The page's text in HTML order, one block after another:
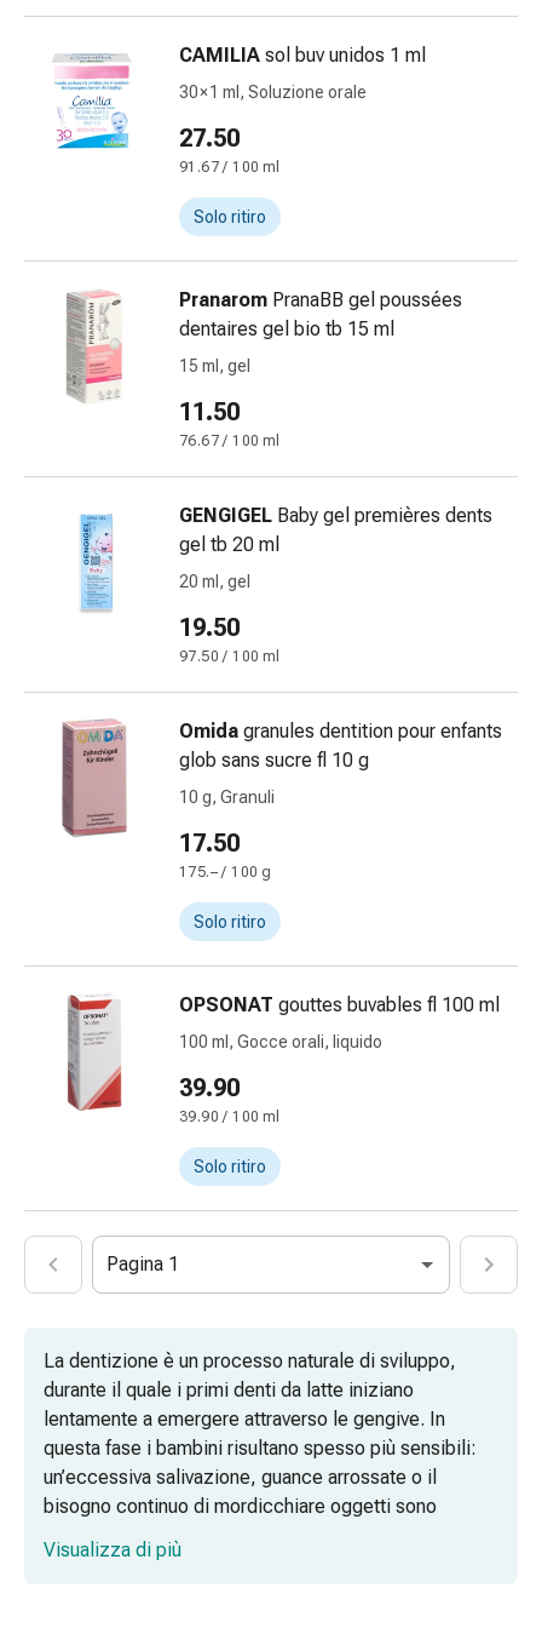
delle
ferite
ferite
Strisce
adesivi
chiusura
delle
ferite
tiraggio
Tamponi
medicali
Orecchie
e
Disturbi
delle
orecchie
Gocce
Infiammazione
degli
occhi
Bende
per
occhi
oculare
Cuore
circolazione
Terapia
cardiaca
Calze
a
Disturbi
circolatori
Cessazione
del
fumo
Disturbi
Disturbi
CAMILIA sol buv unidos 1 ml
30 × 1 ml, Soluzione orale
27.50
91.67 / 100 ml
Solo ritiro
Pranarom PranaBB gel poussées
dentaires gel bio tb 15 ml
15 ml, gel
11.50
76.67 / 100 ml
GENGIGEL Baby gel premières dents
gel tb 20 ml
20 ml, gel
19.50
97.50 / 100 ml
Omida granules dentition pour enfants
glob sans sucre fl 10 g
10 g, Granuli
17.50
175.– / 100 g
Solo ritiro
OPSONAT gouttes buvables fl 100 ml
100 ml, Gocce orali, liquido
39.90
39.90 / 100 ml
Solo ritiro
Pagina 1
La dentizione è un processo naturale di sviluppo,
durante il quale i primi denti da latte iniziano
lentamente a emergere attraverso le gengive. In
questa fase i bambini risultano spesso più sensibili:
un’eccessiva salivazione, guance arrossate o il
bisogno continuo di mordicchiare oggetti sono
manifestazioni frequenti. Molti bambini mostrano
anche una maggiore irritabilità o cambiamenti nel
Visualizza di più